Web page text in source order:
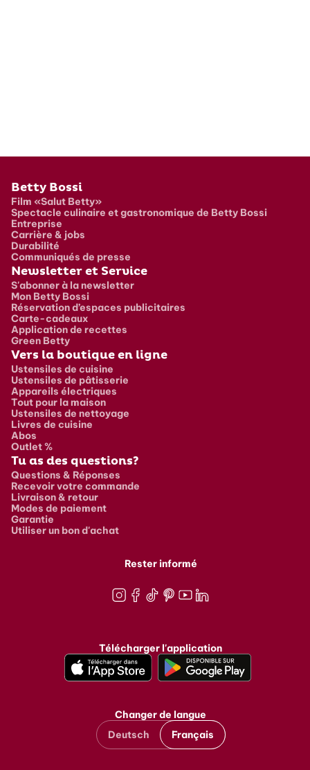
Pied de page
Betty Bossi
Film «Salut Betty»
Spectacle culinaire et gastronomique de Betty Bossi
Entreprise
Carrière & jobs
Durabilité
Communiqués de presse
Newsletter et Service
S'abonner à la newsletter
Mon Betty Bossi
Réservation d’espaces publicitaires
Carte-cadeaux
Application de recettes
Green Betty
Vers la boutique en ligne
Ustensiles de cuisine
Ustensiles de pâtisserie
Appareils électriques
Tout pour la maison
Ustensiles de nettoyage
Livres de cuisine
Abos
Outlet %
Tu as des questions?
Questions & Réponses
Recevoir votre commande
Livraison & retour
Modes de paiement
Garantie
Utiliser un bon d'achat
Rester informé
Télécharger l'application
Changer de langue
Deutsch
Français